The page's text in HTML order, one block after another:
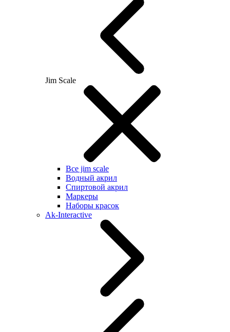
Jim Scale
Все jim scale
Водный акрил
Спиртовой акрил
Маркеры
Наборы красок
Ak-Interactive